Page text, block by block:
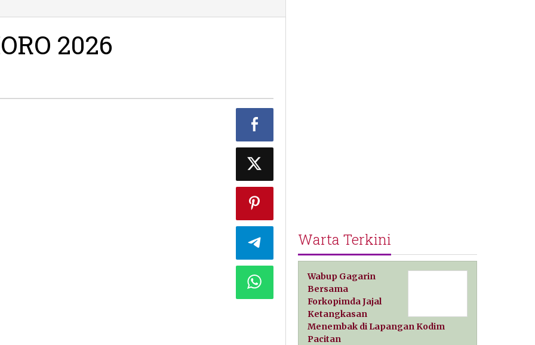
2026
Warta Terkini
Wabup Gagarin
Bersama
Forkopimda Jajal
Ketangkasan
Menembak di Lapangan Kodim
Pacitan